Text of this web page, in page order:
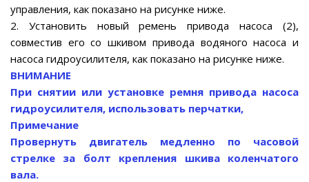
управления, как показано на рисунке ниже.
2. Установить новый ремень привода насоса (2),
совместив его со шкивом привода водяного насоса и
насоса гидроусилителя, как показано на рисунке ниже.
ВНИМАНИЕ
При снятии или установке ремня привода насоса
гидроусилителя, использовать перчатки,
Примечание
Провернуть двигатель медленно по часовой
стрелке за болт крепления шкива коленчатого
вала.